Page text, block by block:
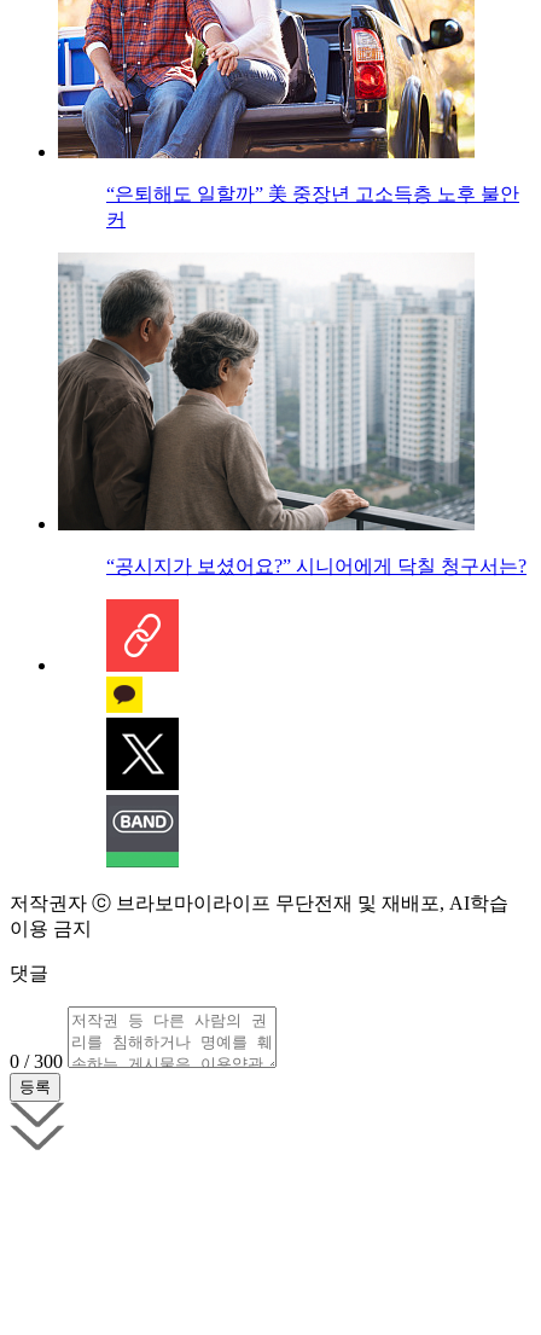
“은퇴해도 일할까” 美 중장년 고소득층 노후 불안
커
“공시지가 보셨어요?” 시니어에게 닥칠 청구서는?
저작권자 ⓒ 브라보마이라이프 무단전재 및 재배포, AI학습
이용 금지
댓글
0 / 300